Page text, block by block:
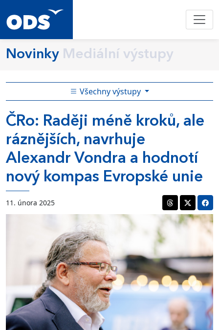
Novinky Mediální výstupy
Všechny výstupy
ČRo: Raději méně kroků, ale
ráznějších, navrhuje
Alexandr Vondra a hodnotí
nový kompas Evropské unie
11. února 2025